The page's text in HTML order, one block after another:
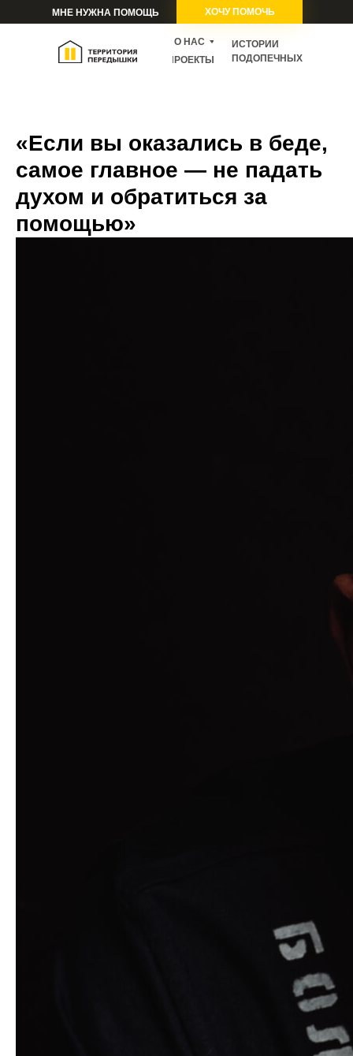
МНЕ НУЖНА ПОМОЩЬ
ИСТОРИИ
ПОДОПЕЧНЫХ
ПРОЕКТЫ
ХОЧУ ПОМОЧЬ
О НАС
«Если вы оказались в беде,
самое главное — не падать
духом и обратиться за
помощью»